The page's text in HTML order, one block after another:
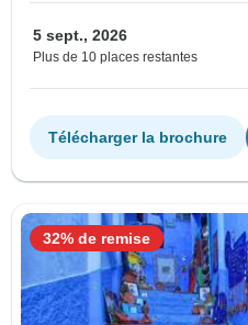
5 sept., 2026
Plus de 10 places restantes
Télécharger la brochure
32% de remise